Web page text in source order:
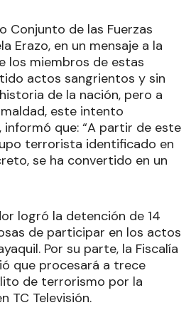
Conjunto de las Fuerzas
Erazo, en un mensaje a la
los miembros de estas
actos sangrientos y sin
de la nación, pero a
este intento
informó que: “A partir de este
terrorista identificado en
se ha convertido en un
logró la detención de 14
de participar en los actos
Por su parte, la Fiscalía
que procesará a trece
de terrorismo por la
TC Televisión.